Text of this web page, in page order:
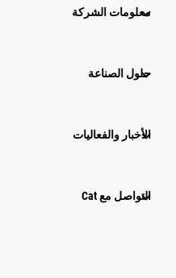
معلومات الشركة
حلول الصناعة
الأخبار والفعاليات
التواصل مع Cat